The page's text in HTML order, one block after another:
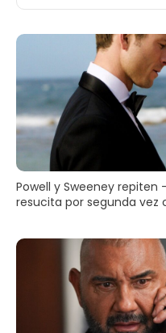
Powell y Sweeney
resucita por segunda vez